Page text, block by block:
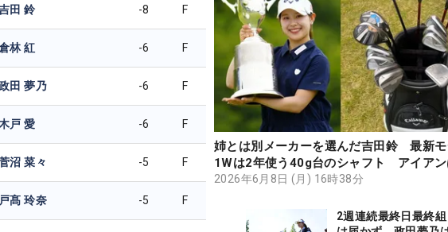
田 鈴 -8 F
林 紅 -6 F
田 夢乃 -6 F
戸 愛 -6 F
沼 菜々 -5 F
戸髙 玲奈 -5 F
姉とは別メーカーを選んだ吉田鈴 最新
1Wは2年使う40g台のシャフト アイア
鍛造 パターはソールに鉛ベッタリ【勝
2026年6月8日 (月) 16時38分
2週連続最終日最終